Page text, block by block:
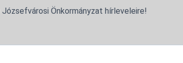
Önkormányzat hírleveleire!